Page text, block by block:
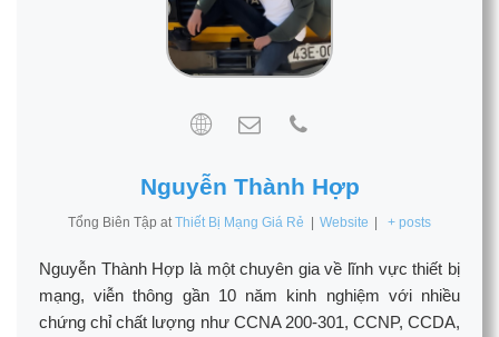
Nguyễn Thành Hợp
Tổng Biên Tập at Thiết Bị Mạng Giá Rẻ | Website | + posts
Nguyễn Thành Hợp là một chuyên gia về lĩnh vực thiết bị
mạng, viễn thông gần 10 năm kinh nghiệm với nhiều
chứng chỉ chất lượng như CCNA 200-301, CCNP, CCDA,